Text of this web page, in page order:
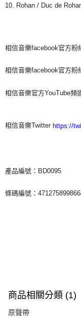
10. Rohan / Duc de
相信音樂facebook官方粉
相信音樂facebook官方粉
相信音樂官方YouTube頻
相信音樂Twitter https://
產品編號：BD0095
條碼編號：
商品相關分類 (1)
原聲帶